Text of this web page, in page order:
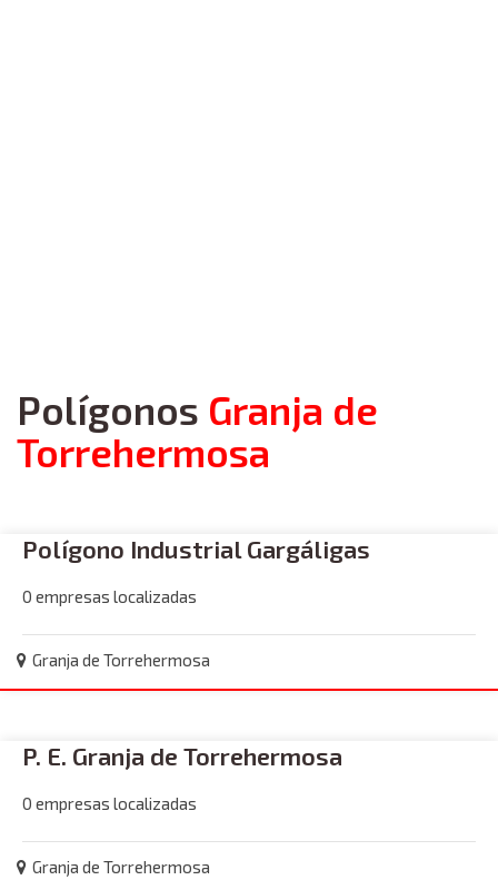
Polígonos Granja de
Torrehermosa
Polígono Industrial Gargáligas
0 empresas localizadas
Granja de Torrehermosa
P. E. Granja de Torrehermosa
0 empresas localizadas
Granja de Torrehermosa